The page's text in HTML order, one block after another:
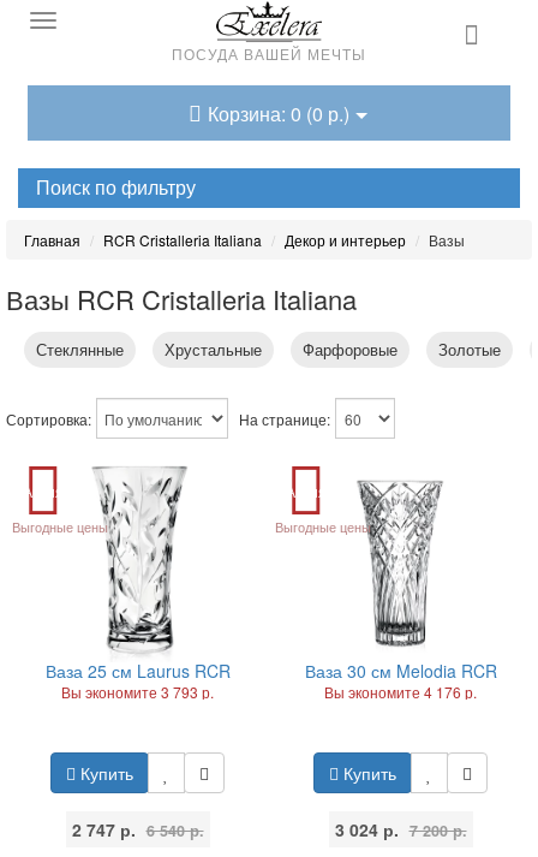
ПОСУДА ВАШЕЙ МЕЧТЫ
Корзина: 0 (0 р.)
Поиск по фильтру
Главная RCR Cristalleria Italiana Декор и интерьер Вазы
Вазы RCR Cristalleria Italiana
Стеклянные Хрустальные Фарфоровые Золотые
Сортировка: На странице:
Акция
Выгодные цены
Ваза 25 см Laurus RCR
Вы экономите 3 793 р.
Купить
2 747 р. 6 540 р.
Акция
Выгодные цены
Ваза 30 см Melodia RCR
Вы экономите 4 176 р.
Купить
3 024 р. 7 200 р.